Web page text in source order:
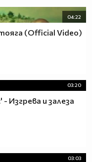
04:22
(Official Video)
03:20
Изгрева и залеза
03:03